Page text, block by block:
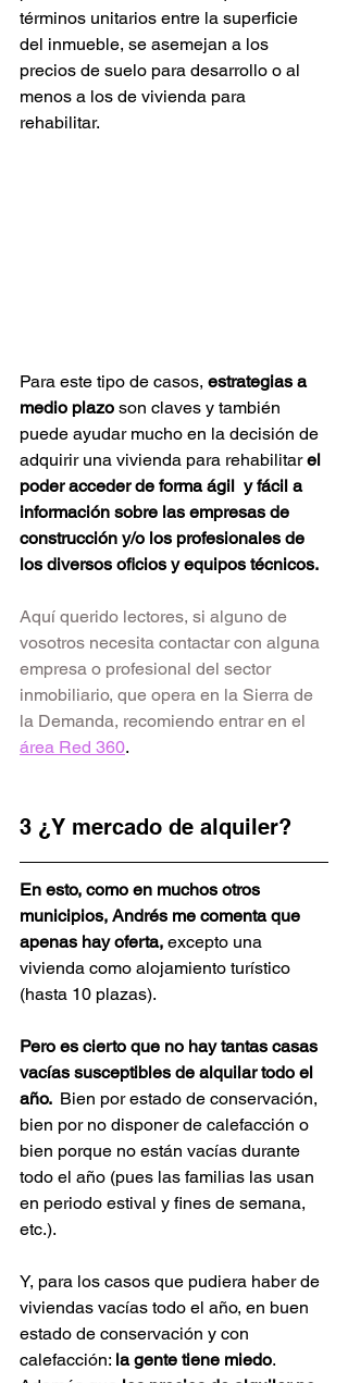
términos unitarios entre la superficie
del inmueble, se asemejan a los
precios de suelo para desarrollo o al
menos a los de vivienda para
rehabilitar.
Para este tipo de casos, estrategias a
medio plazo son claves y también
puede ayudar mucho en la decisión de
adquirir una vivienda para rehabilitar el
poder acceder de forma ágil  y fácil a
información sobre las empresas de
construcción y/o los profesionales de
los diversos oficios y equipos técnicos.
Aquí querido lectores, si alguno de
vosotros necesita contactar con alguna
empresa o profesional del sector
inmobiliario, que opera en la Sierra de
la Demanda, recomiendo entrar en el
área Red 360.
3 ¿Y mercado de alquiler?
En esto, como en muchos otros
municipios, Andrés me comenta que
apenas hay oferta, excepto una
vivienda como alojamiento turístico
(hasta 10 plazas).
Pero es cierto que no hay tantas casas
vacías susceptibles de alquilar todo el
año. Bien por estado de conservación,
bien por no disponer de calefacción o
bien porque no están vacías durante
todo el año (pues las familias las usan
en periodo estival y fines de semana,
etc.).
Y, para los casos que pudiera haber de
viviendas vacías todo el año, en buen
estado de conservación y con
calefacción: la gente tiene miedo.